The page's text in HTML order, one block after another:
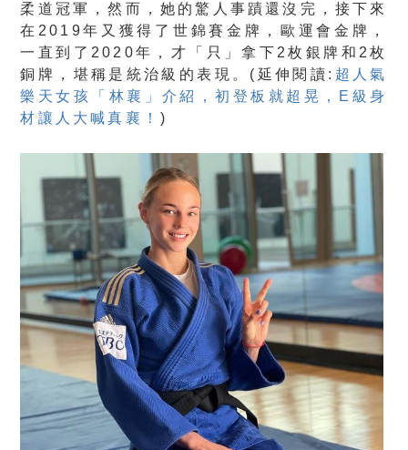
柔道冠軍，然而，她的驚人事蹟還沒完，接下來
在2019年又獲得了世錦賽金牌，歐運會金牌，
一直到了2020年，才「只」拿下2枚銀牌和2枚
銅牌，堪稱是統治級的表現。(延伸閱讀: 超人氣
樂天女孩「林襄」介紹，初登板就超晃，E級身
材讓人大喊真襄！)